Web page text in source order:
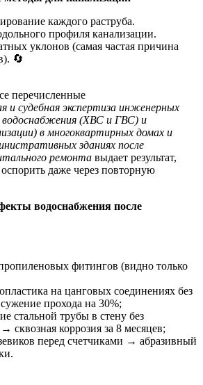
каждого раструба.
профиля канализации.
уклонов (самая частая причина
🔄
перечисленные
и судебная экспертиза инженерных
(ХВС и ГВС) и
в многоквартирных домах и
зданиях после
ремонта выдает результат,
даже через повторную
водоснабжения после
фитингов (видно только
на цанговых соединениях без
прохода на 30%;
стальной трубы в стену без
сквозная коррозия за 8 месяцев;
перед счетчиками → абразивный